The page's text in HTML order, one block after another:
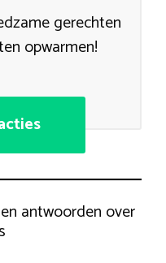
gerechten
opwarmen!
antwoorden over